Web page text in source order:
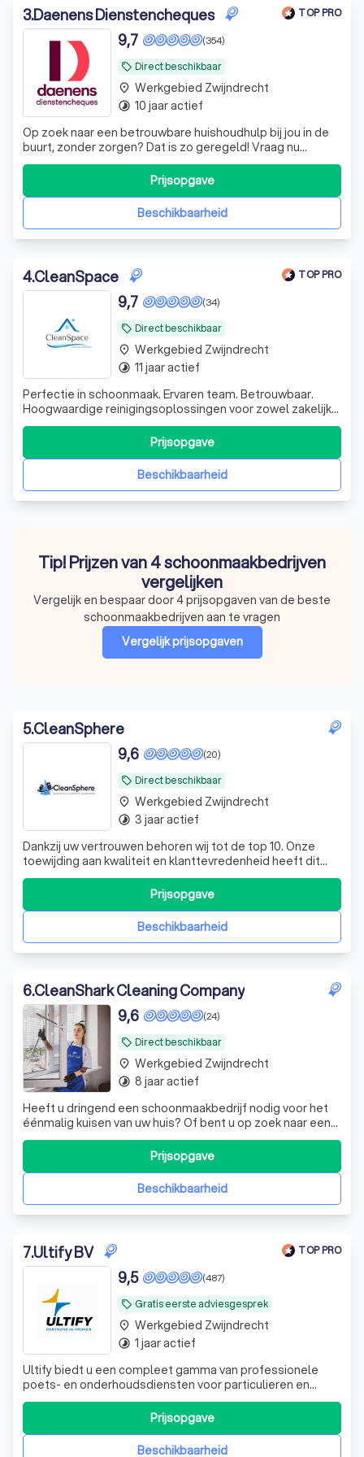
3.Daenens Dienstencheques TOP PRO
local_offer Direct beschikbaar
(354)
9,7
Op zoek naar een betrouwbare huishoudhulp bij jou in de
buurt, zonder zorgen? Dat is zo geregeld! Vraag nu
vrijblijvend een poetshulp aan bij Daenens en wij bellen jou
Beschikbaarheid
Prijsopgave
place Werkgebied Zwijndrecht
timelapse 10 jaar actief
4.CleanSpace TOP PRO
local_offer Direct beschikbaar
(34)
9,7
Perfectie in schoonmaak. Ervaren team. Betrouwbaar.
Hoogwaardige reinigingsoplossingen voor zowel zakelijke
als residentiële klanten.
Beschikbaarheid
Prijsopgave
place Werkgebied Zwijndrecht
timelapse 11 jaar actief
Tip! Prijzen van 4 schoonmaakbedrijven
vergelijken
Vergelijk en bespaar door 4 prijsopgaven van de beste
schoonmaakbedrijven aan te vragen
Vergelijk prijsopgaven
5.CleanSphere
local_offer Direct beschikbaar
(20)
9,6
Dankzij uw vertrouwen behoren wij tot de top 10. Onze
toewijding aan kwaliteit en klanttevredenheid heeft dit
mogelijk gemaakt. We blijven streven naar uitmuntende
Beschikbaarheid
Prijsopgave
place Werkgebied Zwijndrecht
timelapse 3 jaar actief
6.CleanShark Cleaning Company
local_offer Direct beschikbaar
(24)
9,6
Heeft u dringend een schoonmaakbedrijf nodig voor het
éénmalig kuisen van uw huis? Of bent u op zoek naar een
periodieke schoonmaakprogramma voor uw bedrijf? Bij
Cleanshark bent u op het juiste adres!
Beschikbaarheid
Prijsopgave
place Werkgebied Zwijndrecht
timelapse 8 jaar actief
7.Ultify BV TOP PRO
local_offer Gratis eerste adviesgesprek
(487)
9,5
Ultify biedt u een compleet gamma van professionele
poets- en onderhoudsdiensten voor particulieren en
bedrijven: professionele schoonmaak, ramenwas,
schoorsteenvegen en ontmossingen.
Beschikbaarheid
Prijsopgave
place Werkgebied Zwijndrecht
timelapse 1 jaar actief